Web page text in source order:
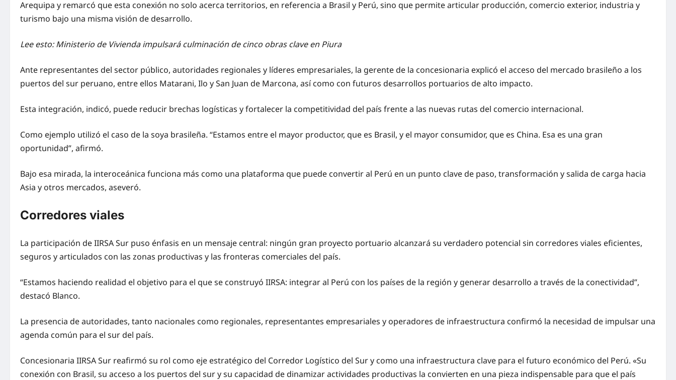
Arequipa y remarcó que esta conexión no solo acerca territorios, en referencia a Brasil y Perú, sino que permite articular producción, comercio exterior, industria y
turismo bajo una misma visión de desarrollo.
Lee esto: Ministerio de Vivienda impulsará culminación de cinco obras clave en Piura
Ante representantes del sector público, autoridades regionales y líderes empresariales, la gerente de la concesionaria explicó el acceso del mercado brasileño a los
puertos del sur peruano, entre ellos Matarani, Ilo y San Juan de Marcona, así como con futuros desarrollos portuarios de alto impacto.
Esta integración, indicó, puede reducir brechas logísticas y fortalecer la competitividad del país frente a las nuevas rutas del comercio internacional.
Como ejemplo utilizó el caso de la soya brasileña. “Estamos entre el mayor productor, que es Brasil, y el mayor consumidor, que es China. Esa es una gran
oportunidad”, afirmó.
Bajo esa mirada, la interoceánica funciona más como una plataforma que puede convertir al Perú en un punto clave de paso, transformación y salida de carga hacia
Asia y otros mercados, aseveró.
Corredores viales
La participación de IIRSA Sur puso énfasis en un mensaje central: ningún gran proyecto portuario alcanzará su verdadero potencial sin corredores viales eficientes,
seguros y articulados con las zonas productivas y las fronteras comerciales del país.
“Estamos haciendo realidad el objetivo para el que se construyó IIRSA: integrar al Perú con los países de la región y generar desarrollo a través de la conectividad”,
destacó Blanco.
La presencia de autoridades, tanto nacionales como regionales, representantes empresariales y operadores de infraestructura confirmó la necesidad de impulsar una
agenda común para el sur del país.
Concesionaria IIRSA Sur reafirmó su rol como eje estratégico del Corredor Logístico del Sur y como una infraestructura clave para el futuro económico del Perú. «Su
conexión con Brasil, su acceso a los puertos del sur y su capacidad de dinamizar actividades productivas la convierten en una pieza indispensable para que el país